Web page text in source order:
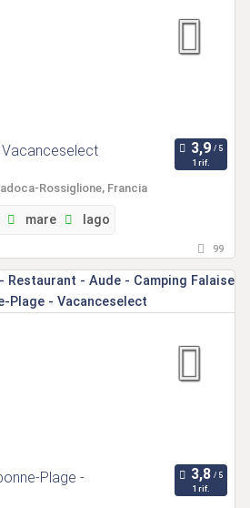
Vacanceselect
1 rif.
Rossiglione, Francia
mare lago
99
Plage -
1 rif.